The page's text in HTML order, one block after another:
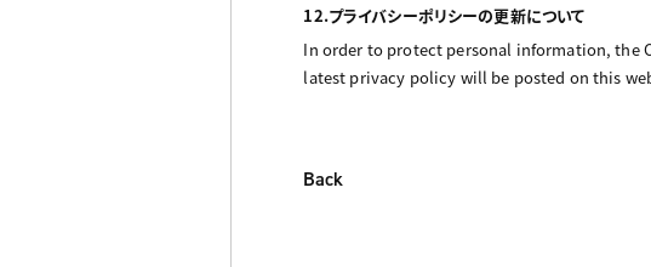
12.プライバシーポリシーの更新について
In order to protect personal information, the
latest privacy policy will be posted on this
Back